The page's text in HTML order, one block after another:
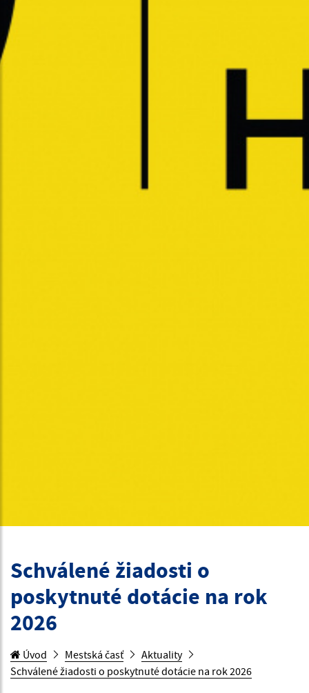
Schválené žiadosti o
poskytnuté dotácie na rok
2026
Úvod Mestská časť
Aktuality
Schválené žiadosti o poskytnuté dotácie na rok 2026